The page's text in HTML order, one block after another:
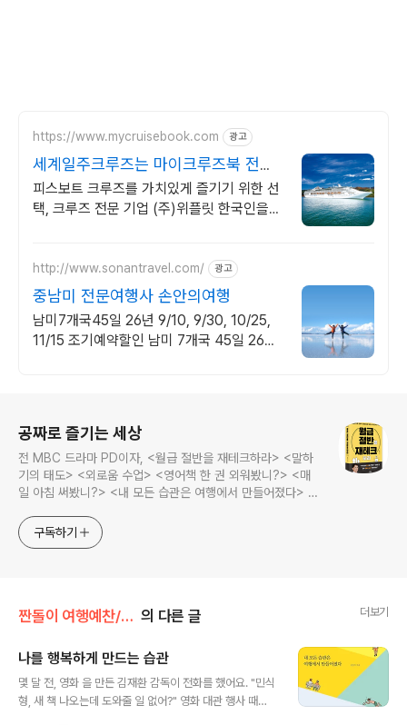
https://www.mycruisebook.com 광고
세계일주크루즈는 마이크루즈북 전세
계 유일, 한국어 지원
피스보트 크루즈를 가치있게 즐기기 위한 선
택, 크루즈 전문 기업 (주)위플릿 한국인을
http://www.sonantravel.com/ 광고
중남미 전문여행사 손안의여행
남미7개국45일 26년 9/10, 9/30, 10/25,
11/15 조기예약할인 남미 7개국 45일 26년
공짜로 즐기는 세상
전 MBC 드라마 PD이자, <월급 절반을 재테크하라> <말하
기의 태도> <외로움 수업> <영어책 한 권 외워봤니?> <매
일 아침 써봤니?> <내 모든 습관은 여행에서 만들어졌다> <
로그입니다.
구독하기
짠돌이 여행예찬/내 모든 습관은 여행에서 만들어졌다 의 다른 글 더보기
나를 행복하게 만드는 습관
몇 달 전, 영화 을 만든 김재환 감독이 전화를 했어요. "민식
형, 새 책 나오는데 도와줄 일 없어?" 영화 대관 행사 때문